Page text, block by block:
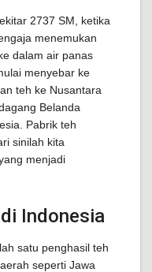
2737 SM, ketika
menemukan
dalam air panas
menyebar ke
teh ke Nusantara
Belanda
Pabrik teh
sinilah kita
menjadi
Indonesia
satu penghasil teh
seperti Jawa